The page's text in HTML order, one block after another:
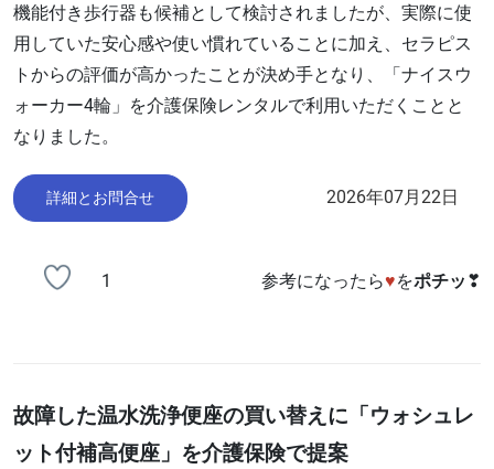
機能付き歩行器も候補として検討されましたが、実際に使
用していた安心感や使い慣れていることに加え、セラピス
トからの評価が高かったことが決め手となり、「ナイスウ
ォーカー4輪」を介護保険レンタルで利用いただくことと
なりました。
詳細とお問合せ 2026年07月22日
1 参考になったら♥をポチッ ❣
故障した温水洗浄便座の買い替えに「ウォシュレ
ット付補高便座」を介護保険で提案